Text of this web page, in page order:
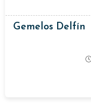
Gemelos Delfín